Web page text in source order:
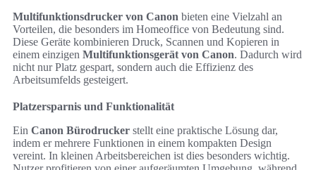
Multifunktionsdrucker von Canon bieten eine Vielzahl an
Vorteilen, die besonders im Homeoffice von Bedeutung sind.
Diese Geräte kombinieren Druck, Scannen und Kopieren in
einem einzigen Multifunktionsgerät von Canon. Dadurch wird
nicht nur Platz gespart, sondern auch die Effizienz des
Arbeitsumfelds gesteigert.
Platzersparnis und Funktionalität
Ein Canon Bürodrucker stellt eine praktische Lösung dar,
indem er mehrere Funktionen in einem kompakten Design
vereint. In kleinen Arbeitsbereichen ist dies besonders wichtig.